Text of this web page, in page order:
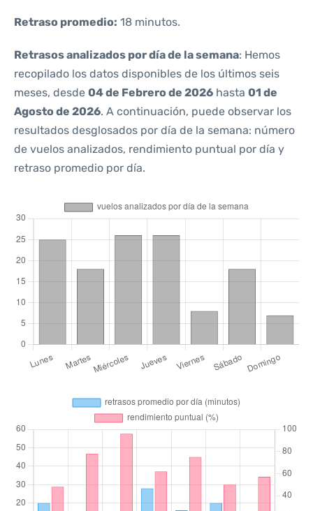
Retraso promedio: 18 minutos.
Retrasos analizados por día de la semana: Hemos
recopilado los datos disponibles de los últimos seis
meses, desde 04 de Febrero de 2026 hasta 01 de
Agosto de 2026. A continuación, puede observar los
resultados desglosados por día de la semana: número
de vuelos analizados, rendimiento puntual por día y
retraso promedio por día.